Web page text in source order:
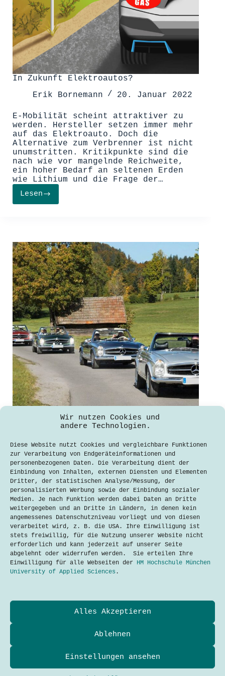
Wir nutzen Cookies und
andere Technologien.
Diese Website nutzt Cookies und vergleichbare Funktionen
zur Verarbeitung von Endgeräteinformationen und
personenbezogenen Daten. Die Verarbeitung dient der
Einbindung von Inhalten, externen Diensten und Elementen
Dritter, der statistischen Analyse/Messung, der
personalisierten Werbung sowie der Einbindung sozialer
Medien. Je nach Funktion werden dabei Daten an Dritte
weitergegeben und an Dritte in Ländern, in denen kein
angemessenes Datenschutzniveau vorliegt und von diesen
verarbeitet wird, z. B. die USA. Ihre Einwilligung ist
stets freiwillig, für die Nutzung unserer Website nicht
erforderlich und kann jederzeit auf unserer Seite
abgelehnt oder widerrufen werden. Sie erteilen Ihre
Einwilligung für alle Webseiten der HM Hochschule München
University of Applied Sciences .
Alles Akzeptieren
Ablehnen
Einstellungen ansehen
In Zukunft Elektroautos?
Erik Bornemann
20. Januar 2022
E-Mobilität scheint attraktiver zu
werden. Hersteller setzen immer mehr
auf das Elektroauto. Doch die
Alternative zum Verbrenner ist nicht
unumstritten. Kritikpunkte sind die
nach wie vor mangelnde Reichweite,
ein hoher Bedarf an seltenen Erden
wie Lithium und die Frage der…
Lesen
In
Zukunft
Erik Bornemann
4. November 2021
Jetzt ist es also so weit: Es gibt
offizielle Koalitionsverhandlungen
zwischen SPD, Grünen und FDP. Und mit
den Verhandlungen kommen die
Spekulationen und Diskussionen über
politische Folgen. Ganz besonders
steht dabei die Klimakrise im Raum.
Der gefühlte Showdown liegt in…
LesenMit
Bleifuß
in
Datenschutzerklärung
Impressum
Cookies
und Technologie-Kommunikation der Hochschule München
University of Applied Sciences.
Hochschule München